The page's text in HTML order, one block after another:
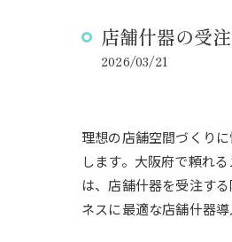
店舗什器の受
2026/03/21
理想の店舗空間づくり
します。大阪府で頼れ
は、店舗什器を受注す
ネスに最適な店舗什器